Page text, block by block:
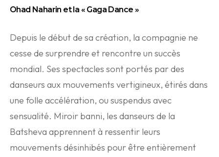
Ohad Naharin et la « Gaga Dance »
Depuis le début de sa création, la compagnie ne
cesse de surprendre et rencontre un succès
mondial. Ses spectacles sont portés par des
danseurs aux mouvements vertigineux, étirés dans
une folle accélération, ou suspendus avec
sensualité. Miroir banni, les danseurs de la
Batsheva apprennent à ressentir leurs
mouvements désinhibés pour être entièrement